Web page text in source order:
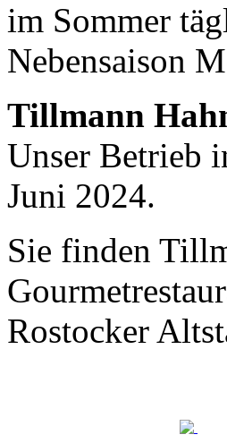
Modernes Kochen
Regionalität,
Wirtschaftlichkeit.
Geheimnisse, die
im Sommer
Nebensaison
Tillmann
Unser Betrieb
Juni 2024.
Sie finden
Rostocker